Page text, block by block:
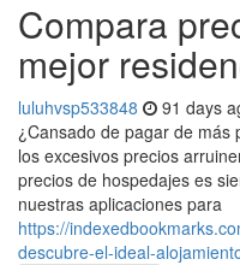
Compara
mejor
luluhvsp533848 91 days
¿Cansado de pagar de más
los excesivos precios
precios de hospedajes es
nuestras aplicaciones para
https://
descubre-el-ideal-